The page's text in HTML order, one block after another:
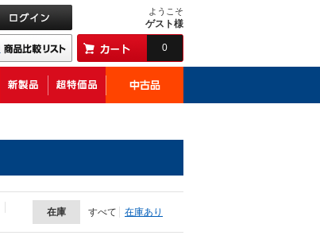
ようこそ
ゲスト様
0
在庫 すべて 在庫あり